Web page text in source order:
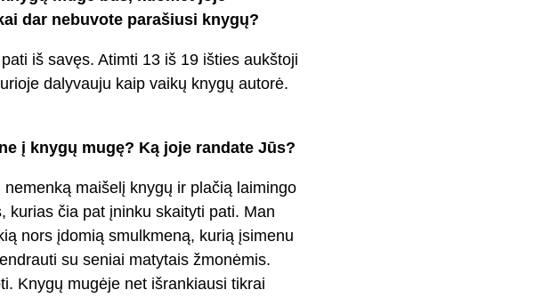
dar nebuvote parašiusi knygų?
iš savęs. Atimti 13 iš 19 išties aukštoji
dalyvauju kaip vaikų knygų autorė.
į knygų mugę? Ką joje randate Jūs?
maišelį knygų ir plačią laimingo
kurias čia pat įninku skaityti pati. Man
nors įdomią smulkmeną, kurią įsimenu
su seniai matytais žmonėmis.
Knygų mugėje net išrankiausi tikrai